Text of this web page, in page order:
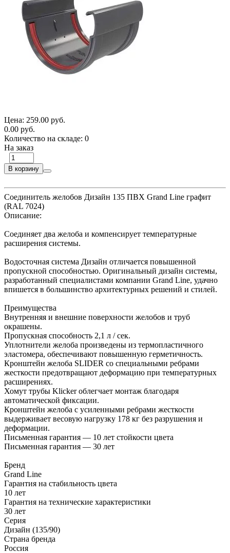
Цена: 259.00 руб.
0.00 руб.
Количество на складе: 0
На заказ
В корзину
Соединитель желобов Дизайн 135 ПВХ Grand Line графит
(RAL 7024)
Описание:
Соединяет два желоба и компенсирует температурные
расширения системы.
Водосточная система Дизайн отличается повышенной
пропускной способностью. Оригинальный дизайн системы,
разработанный специалистами компании Grand Line, удачно
впишется в большинство архитектурных решений и стилей.
Преимущества
Внутренняя и внешние поверхности желобов и труб
окрашены.
Пропускная способность 2,1 л / сек.
Уплотнители желоба произведены из термопластичного
эластомера, обеспечивают повышенную герметичность.
Кронштейн желоба SLIDER со специальными ребрами
жесткости предотвращают деформацию при температурных
расширениях.
Хомут трубы Klicker облегчает монтаж благодаря
автоматической фиксации.
Кронштейн желоба с усиленными ребрами жесткости
выдерживает весовую нагрузку 178 кг без разрушения и
деформации.
Письменная гарантия — 10 лет стойкости цвета
Письменная гарантия — 30 лет
Бренд
Grand Line
Гарантия на стабильность цвета
10 лет
Гарантия на технические характеристики
30 лет
Серия
Дизайн (135/90)
Страна бренда
Россия